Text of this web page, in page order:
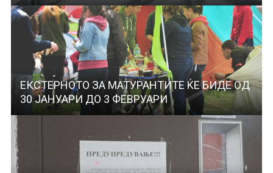
ЕКСТЕРНОТО ЗА МАТУРАНТИТЕ ЌЕ БИДЕ ОД
30 ЈАНУАРИ ДО 3 ФЕВРУАРИ